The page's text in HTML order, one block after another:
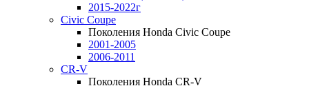
2015-2022г
Civic Coupe
Поколения Honda Civic Coupe
2001-2005
2006-2011
CR-V
Поколения Honda CR-V